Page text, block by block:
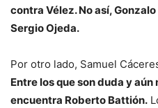
contra Vélez. No así,
Sergio Ojeda.
Por otro lado, Samuel
Entre los que son duda y
encuentra Roberto Battión.